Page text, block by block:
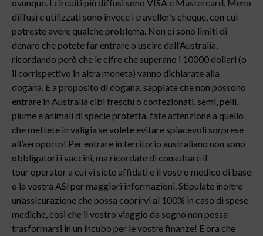
ovunque. I circuiti più diffusi sono VISA e Mastercard. Meno
diffusi e utilizzati sono invece i traveller’s cheque, con cui
potreste avere qualche problema. Non ci sono limiti di
denaro che potete far entrare o uscire dall’Australia,
ricordando però che le cifre che superano i 10000 dollari (o
il corrispettivo in altra moneta) vanno dichiarate alla
dogana. E a proposito di dogana, sappiate che non possono
entrare in Australia cibi freschi o confezionati, semi, pelli,
piume e animali di specie protetta. fate attenzione a quello
che mettete in valigia se volete evitare spiacevoli sorprese
all’aeroporto! Per entrare in territorio australiano non sono
obbligatori i vaccini, ma ricordate di consultare il
tour operator a cui vi siete affidati e il vostro medico di base
o la vostra ASl per maggiori informazioni. Stipulate inoltre
un’assicurazione che possa coprirvi al 100% in caso di spese
mediche, così che il vostro viaggio da sogno non possa
trasformarsi in un incubo per le vostre finanze! E ora che